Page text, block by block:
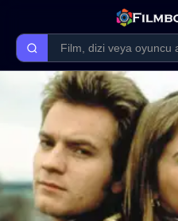
Ana Sayfa
Forum
Kategoriler
Kaliteler